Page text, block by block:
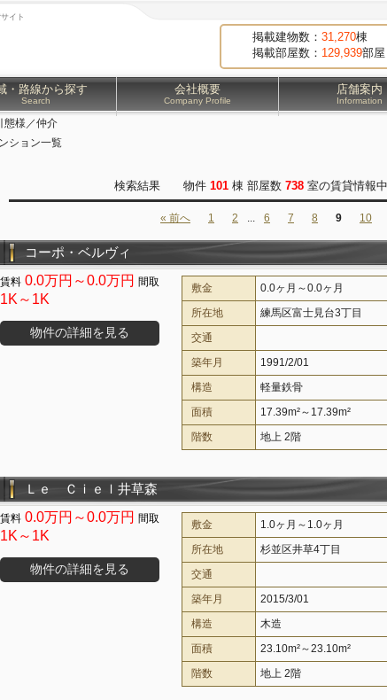
イト
掲載建物数： 31,270棟
掲載部屋数： 129,939部屋
・路線から探す
Search
会社概要
Company Profile
店舗案内
Information
態様／仲介
ション一覧
検索結果 物件 101 棟 部屋数 738 室の賃貸情報
« 前へ 1 2 ... 6 7 8 9 10
コーポ・ベルヴィ
0.0万円～0.0万円
1K～1K
物件の詳細を見る
敷金 0.0ヶ月～0.0ヶ月
所在地
練馬区富士見台3丁目
交通
築年月
1991/2/01
構造
軽量鉄骨
面積
17.39m²～17.39m²
階数
地上 2階
Ｌｅ Ｃｉｅｌ井草森
0.0万円～0.0万円
1K～1K
物件の詳細を見る
敷金 1.0ヶ月～1.0ヶ月
所在地
杉並区井草4丁目
交通
築年月
2015/3/01
構造
木造
面積
23.10m²～23.10m²
階数
地上 2階